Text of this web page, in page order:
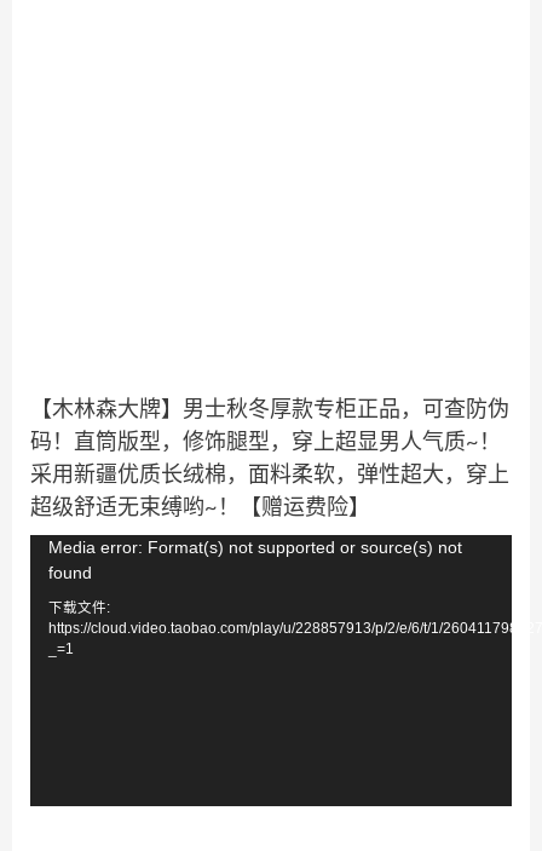
【木林森大牌】男士秋冬厚款专柜正品，可查防伪
码！直筒版型，修饰腿型，穿上超显男人气质~！
采用新疆优质长绒棉，面料柔软，弹性超大，穿上
超级舒适无束缚哟~！【赠运费险】
视
频
Media error: Format(s) not supported or source(s) not
found
下载文件:
https://cloud.video.taobao.com/play/u/228857913/p/2/e/6/t/1/
_=1